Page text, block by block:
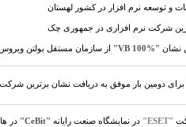
و توسعه نرم افزار در کشور لهستان
شرکت نرم افزاری در جمهوری چک
نشان "VB 100%" از سازمان مستقل بولتن ویروس
برای دومین بار موفق به دریافت نشان برترین
"ESET" در نمایشگاه صنعت رایانه "CeBit" در